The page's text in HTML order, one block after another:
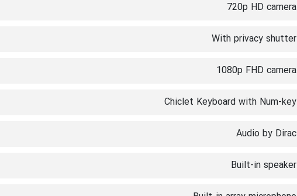
720p HD camera
With privacy shutter
1080p FHD camera
Chiclet Keyboard with Num-key
Audio by Dirac
Built-in speaker